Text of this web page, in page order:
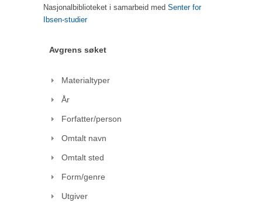
Nasjonalbiblioteket i samarbeid med Senter for
Ibsen-studier
Avgrens søket
Materialtyper
År
Forfatter/person
Omtalt navn
Omtalt sted
Form/genre
Utgiver